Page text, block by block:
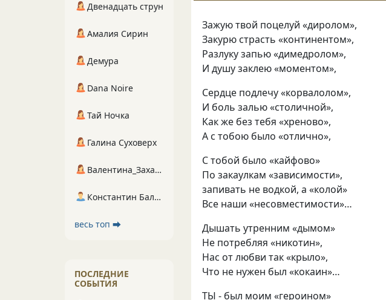
Зажую твой поцелуй «диролом»,
Закурю страсть «континентом»,
Разлуку запью«димедролом»,
И душу заклею«моментом»,
Сердце подлечу«корвалолом»,
И боль залью«столичной»,
Как же без тебя «хреново»,
А с тобою было «отлично»,
С тобой было «кайфово»
По закаулкам «зависимости»,
запивать не водкой, а «колой»
Все наши «несовместимости»…
Дышать утренним «дымом»
Не потребляя «никотин»,
Нас от любви так«крыло»,
Что не нужен был «кокаин»…
ТЫ - был моим «героином»
Двенадцать струн
Амалия Сирин
Демура
Dana Noire
Тай Ночка
Галина Суховерх
Валентина_Захарова
Константин Балухта
весь топ ⮕
ПОСЛЕДНИЕ
СОБЫТИЯ